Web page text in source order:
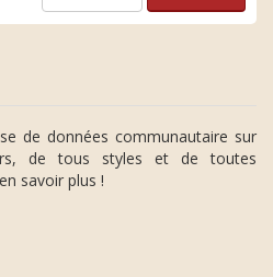
de données communautaire sur
de tous styles et de toutes
savoir plus !